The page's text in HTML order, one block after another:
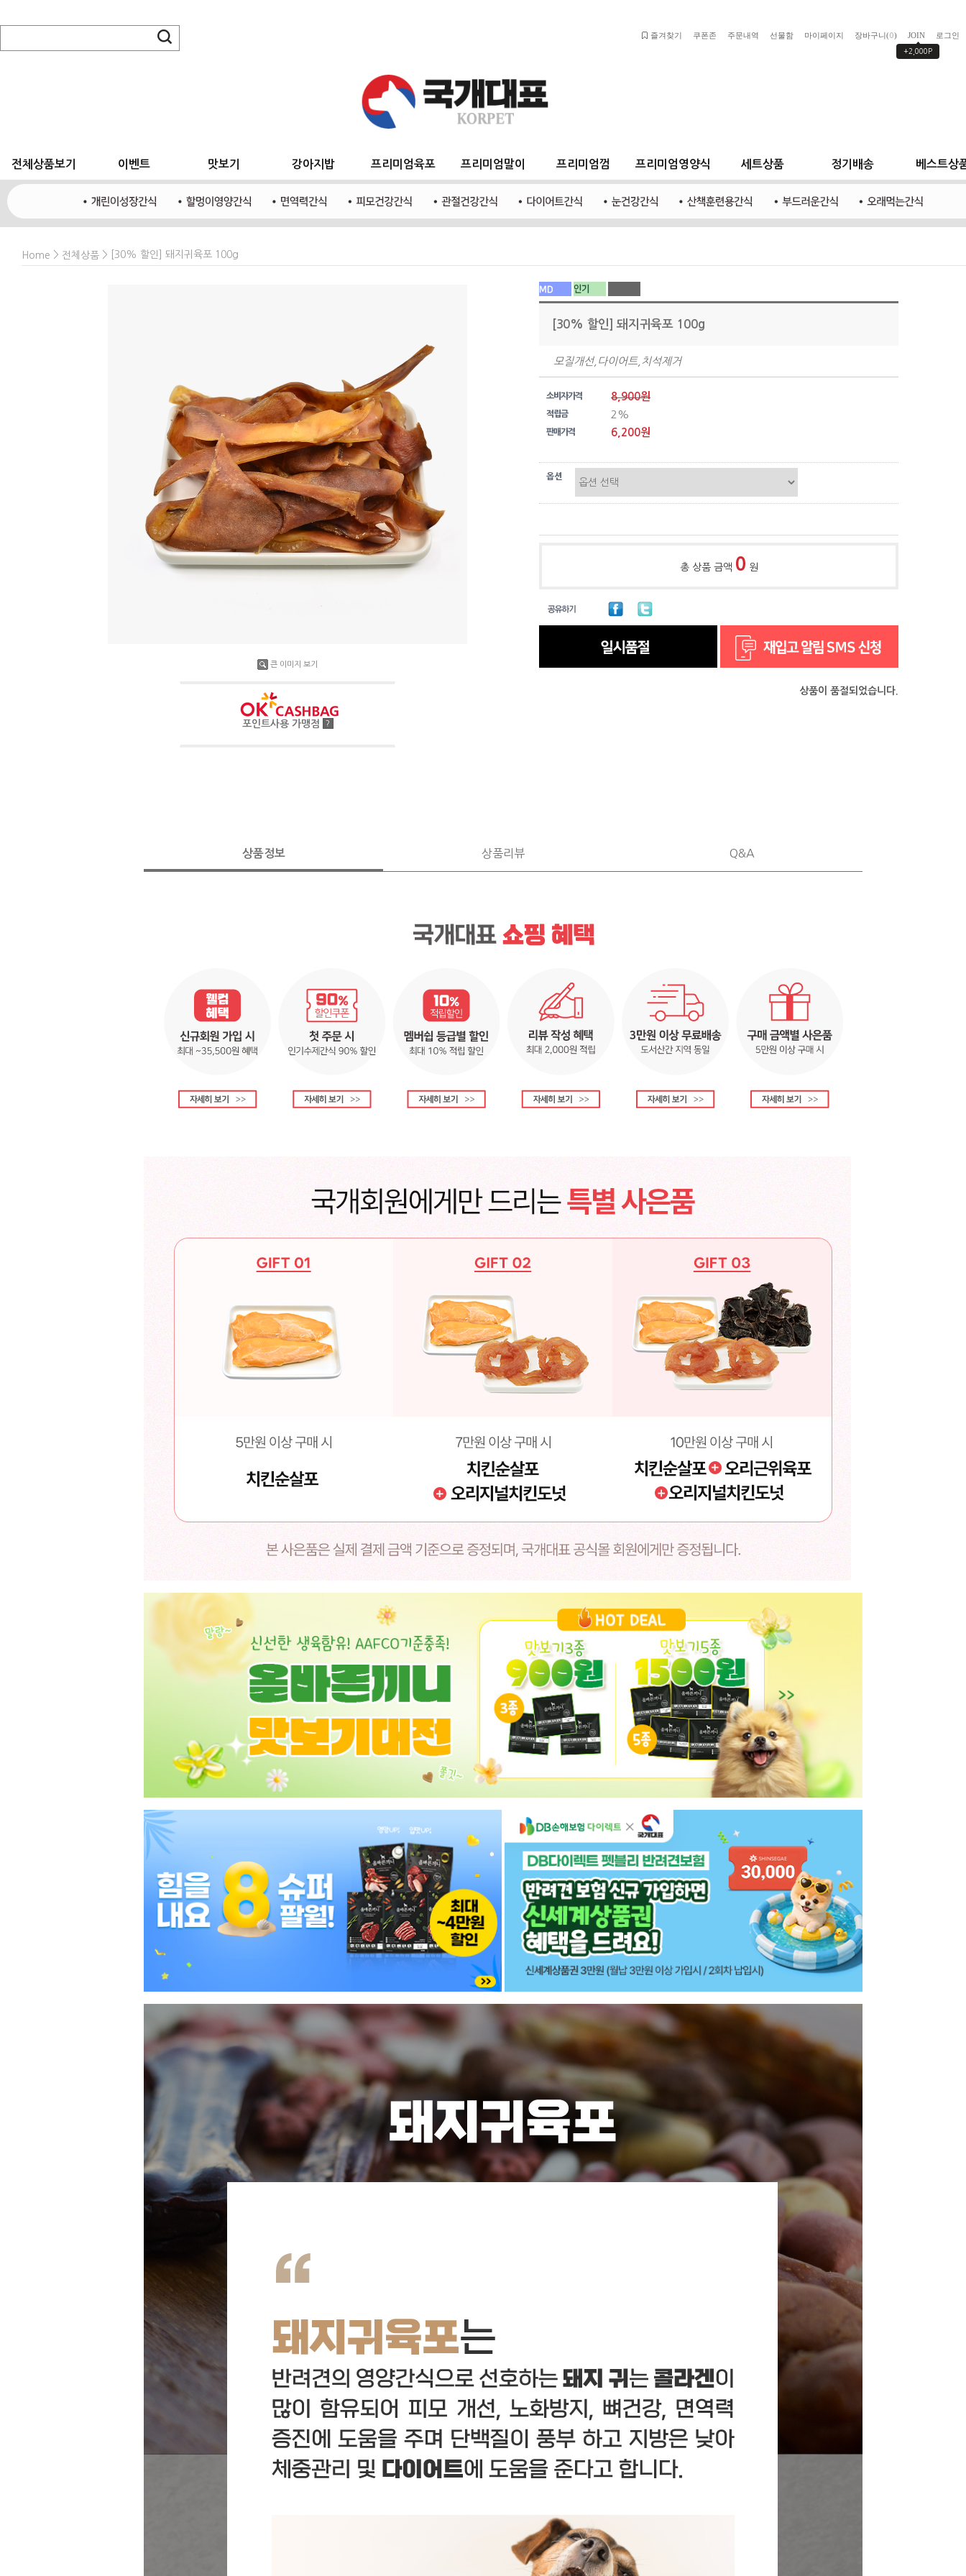
로그인
JOIN
+2,000P
장바구니(0)
마이페이지
선물함
주문내역
쿠폰존
즐겨찾기
전체상품보기 이벤트 맛보기 강아지밥 프리미엄육포 프리미엄말이 프리미엄껌 프리미엄영양식 세트상품 정기배송 베스트상
Home > 전체상품 > [30% 할인] 돼지귀육포 100g
큰 이미지 보기
포인트사용 가맹점 ?
[30% 할인] 돼지귀육포 100g
모질개선,다이어트,치석제거
소비자가격 8,900원
적립금 2%
판매가격 6,200원
옵션
총 상품 금액 0 원
상품이 품절되었습니다.
상품정보 상품리뷰 Q&A